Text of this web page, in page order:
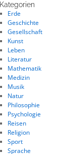
Kategorien
Erde
Geschichte
Gesellschaft
Kunst
Leben
Literatur
Mathematik
Medizin
Musik
Natur
Philosophie
Psychologie
Reisen
Religion
Sport
Sprache